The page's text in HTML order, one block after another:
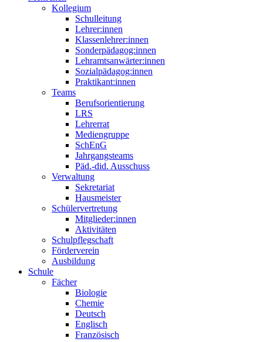
Kollegium
Schulleitung
Lehrer:innen
Klassenlehrer:innen
Sonderpädagog:innen
Lehramtsanwärter:innen
Sozialpädagog:innen
Praktikant:innen
Teams
Berufsorientierung
LRS
Lehrerrat
Mediengruppe
SchEnG
Jahrgangsteams
Päd.-did. Ausschuss
Verwaltung
Sekretariat
Hausmeister
Schülervertretung
Mitglieder:innen
Aktivitäten
Schulpflegschaft
Förderverein
Ausbildung
Schule
Fächer
Biologie
Chemie
Deutsch
Englisch
Französisch